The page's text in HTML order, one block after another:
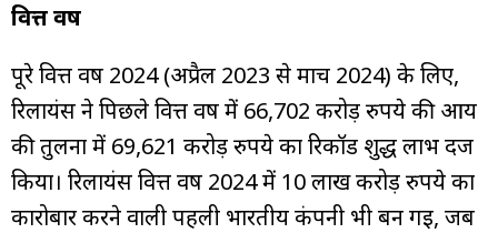
वित्त वर्ष
पूरे वित्त वर्ष 2024 (अप्रैल 2023 से मार्च 2024) के लिए,
रिलायंस ने पिछले वित्त वर्ष में 66,702 करोड़ रुपये की आय
की तुलना में 69,621 करोड़ रुपये का रिकॉर्ड शुद्ध लाभ दर्ज
किया। रिलायंस वित्त वर्ष 2024 में 10 लाख करोड़ रुपये का
कारोबार करने वाली पहली भारतीय कंपनी भी बन गई, जब